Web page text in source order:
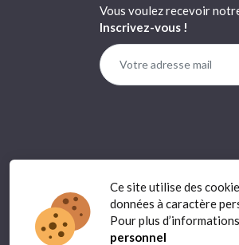
Vous voulez recevoir
Inscrivez-vous !
Ce site utilise des
données à caractère
Pour plus
personnel